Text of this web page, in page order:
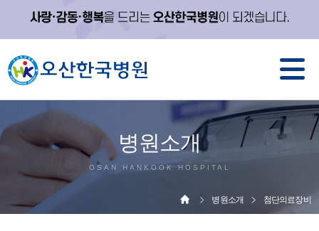
병원소개
OSAN HANKOOK HOSPITAL
병원소개 첨단의료장비